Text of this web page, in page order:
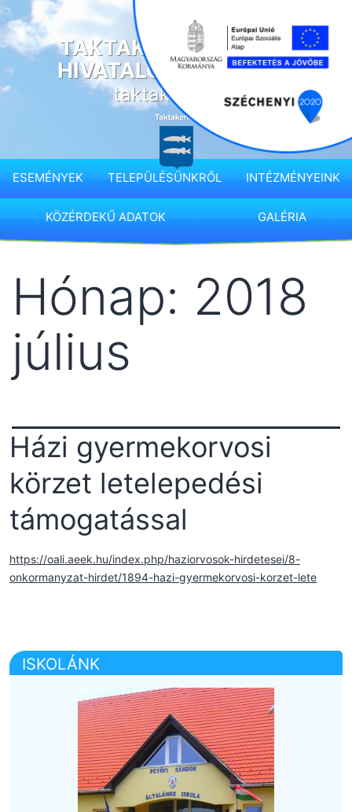
Ugrás
a
tartalomhozTAKTAKENÉZ KÖZSÉG
HIVATALOS HONLAPJA
taktakenez.hu
ESEMÉNYEK TELEPÜLÉSÜNKRŐL INTÉZMÉNYEINK
KÖZÉRDEKŰ ADATOK GALÉRIA
Hónap: 2018
július
Házi gyermekorvosi
körzet letelepedési
támogatással
https://oali.aeek.hu/index.php/haziorvosok-hirdetesei/8-
onkormanyzat-hirdet/1894-hazi-gyermekorvosi-korzet-lete
ISKOLÁNK